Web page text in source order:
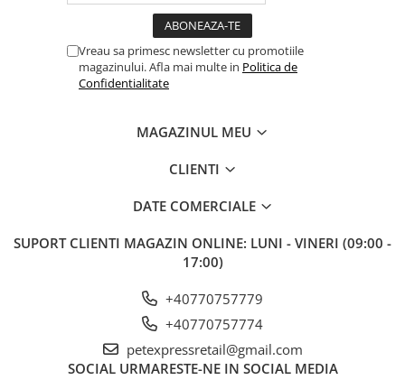
Vreau sa primesc newsletter cu promotiile
magazinului. Afla mai multe in Politica de
Confidentialitate
MAGAZINUL MEU
CLIENTI
DATE COMERCIALE
SUPORT CLIENTI MAGAZIN ONLINE: LUNI - VINERI (09:00 -
17:00)
+40770757779
+40770757774
petexpressretail@gmail.com
SOCIAL URMARESTE-NE IN SOCIAL MEDIA